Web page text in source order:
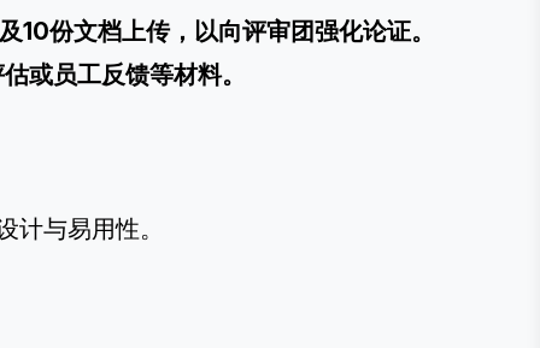
10份文档上传，以向评审团强化论证。
或员工反馈等材料。
与易用性。